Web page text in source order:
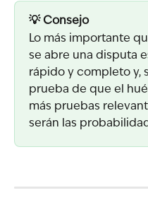
💡 Consejo
Lo más importante
se abre una disputa
rápido y completo y,
prueba de que el
más pruebas
serán las